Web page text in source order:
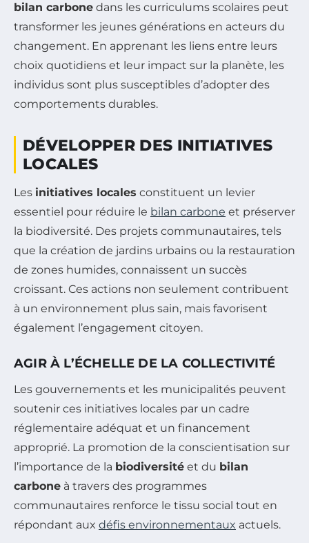
bilan carbone dans les curriculums scolaires peut
transformer les jeunes générations en acteurs du
changement. En apprenant les liens entre leurs
choix quotidiens et leur impact sur la planète, les
individus sont plus susceptibles d’adopter des
comportements durables.
DÉVELOPPER DES INITIATIVES
LOCALES
Les initiatives locales constituent un levier
essentiel pour réduire le bilan carbone et préserver
la biodiversité. Des projets communautaires, tels
que la création de jardins urbains ou la restauration
de zones humides, connaissent un succès
croissant. Ces actions non seulement contribuent
à un environnement plus sain, mais favorisent
également l’engagement citoyen.
AGIR À L’ÉCHELLE DE LA COLLECTIVITÉ
Les gouvernements et les municipalités peuvent
soutenir ces initiatives locales par un cadre
réglementaire adéquat et un financement
approprié. La promotion de la conscientisation sur
l’importance de la biodiversité et du bilan
carbone à travers des programmes
communautaires renforce le tissu social tout en
répondant aux défis environnementaux actuels.